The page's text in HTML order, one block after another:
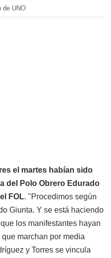
de UNO
el martes habían sido
del Polo Obrero Edurado
FOL. "Procedimos según
Giunta. Y se está haciendo
los manifestantes hayan
marchan por media
y Torres se vincula